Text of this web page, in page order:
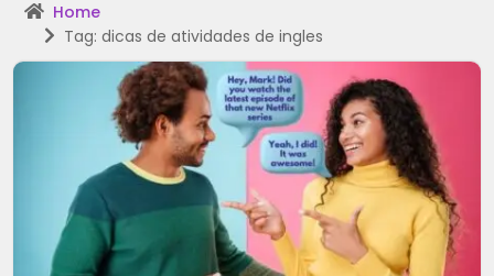
Home
Tag: dicas de atividades de ingles